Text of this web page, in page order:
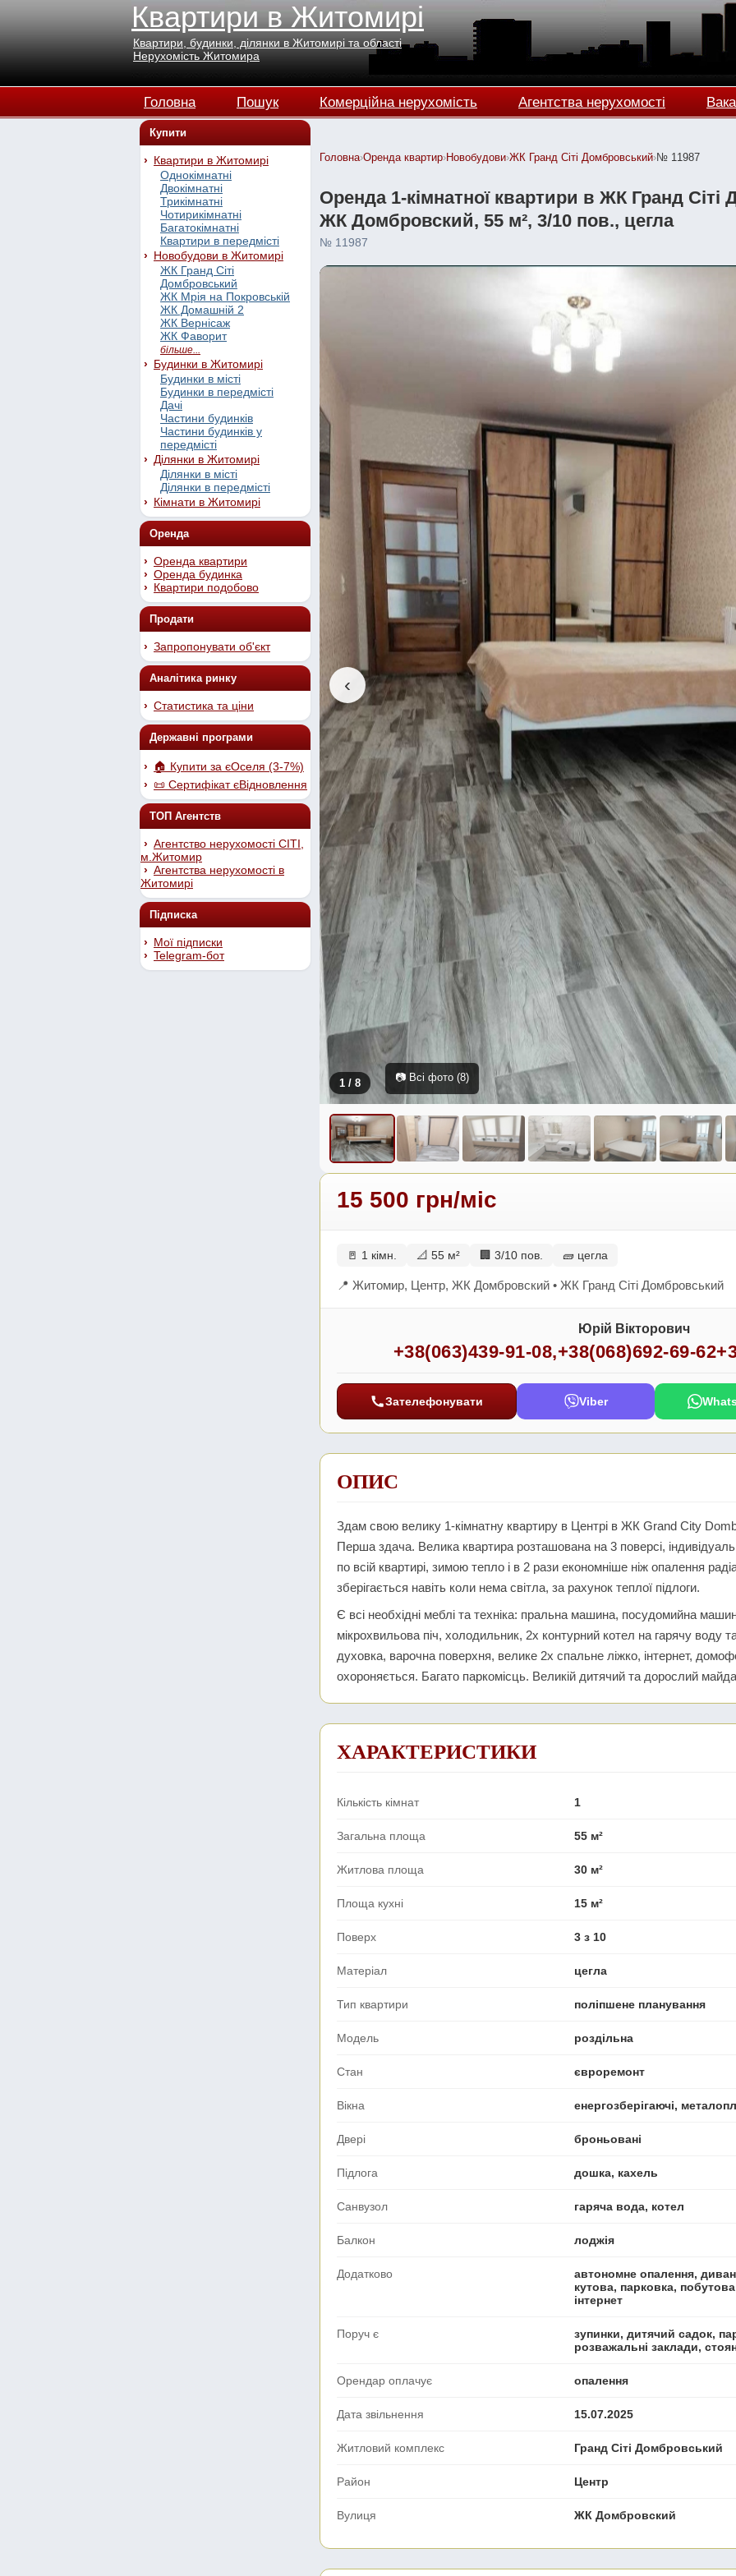
Квартири в Житомирі
Квартири, будинки, ділянки в Житомирі та області
Нерухомість Житомира
Головна Пошук Комерційна нерухомість Агентства нерухомості
Купити
Квартири в Житомирі
Однокімнатні
Двокімнатні
Трикімнатні
Чотирикімнатні
Багатокімнатні
Квартири в передмісті
Новобудови в Житомирі
ЖК Гранд Сіті
Домбровський
ЖК Мрія на Покровській
ЖК Домашній 2
ЖК Вернісаж
ЖК Фаворит
більше...
Будинки в Житомирі
Будинки в місті
Будинки в передмісті
Дачі
Частини будинків
Частини будинків у
передмісті
Ділянки в Житомирі
Ділянки в місті
Ділянки в передмісті
Кімнати в Житомирі
Оренда
Оренда квартири
Оренда будинка
Квартири подобово
Продати
Запропонувати об'єкт
Аналітика ринку
Статистика та ціни
Державні програми
🏠 Купити за єОселя (3-7%)
📜 Сертифікат єВідновлення
ТОП Агентств
Агентство нерухомості СІТІ,
м.Житомир
Агентства нерухомості в
Житомирі
Підписка
Мої підписки
Telegram-бот
Головна›Оренда квартир›Новобудови›ЖК Гранд Сіті Домбровський›№ 11987
Оренда 1-кімнатної квартири в ЖК Гранд
ЖК Домбровский, 55 м², 3/10 пов., цегла
№ 11987
‹
1 / 8 📷 Всі фото (8)
15 500 грн/міс
🚪 1 кімн. 📐 55 м² 🏢 3/10 пов. 🧱 цегла
📍 Житомир, Центр, ЖК Домбровский • ЖК Гранд Сіті Домбровський
Юрій Вікторович
+38(063)439-91-08,+38(068)692-69-62
Зателефонувати Viber
ОПИС
Здам свою велику 1-кімнатну квартиру в Центрі в ЖК Grand City
Перша здача. Велика квартира розташована на 3 поверсі,
по всій квартирі, зимою тепло і в 2 рази економніше ніж опалення
зберігається навіть коли нема світла, за рахунок теплої підлоги.
Є всі необхідні меблі та техніка: пральна машина, посудомийна
мікрохвильова піч, холодильник, 2х контурний котел на гарячу воду
духовка, варочна поверхня, велике 2х спальне ліжко, інтернет,
охороняється. Багато паркомісць. Великій дитячий та дорослий
ХАРАКТЕРИСТИКИ
Кількість кімнат 1
Загальна площа 55 м²
Житлова площа 30 м²
Площа кухні 15 м²
Поверх 3 з 10
Матеріал цегла
Тип квартири поліпшене планування
Модель роздільна
Стан євроремонт
Вікна енергозберігаючі,
Двері броньовані
Підлога дошка, кахель
Санвузол гаряча вода, котел
Балкон лоджія
Додатково
автономне опалення,
кутова, парковка,
інтернет
Поруч є
зупинки, дитячий садок,
розважальні заклади,
Орендар оплачує опалення
Дата звільнення 15.07.2025
Житловий комплекс Гранд Сіті Домбровський
Район Центр
Вулиця ЖК Домбровский